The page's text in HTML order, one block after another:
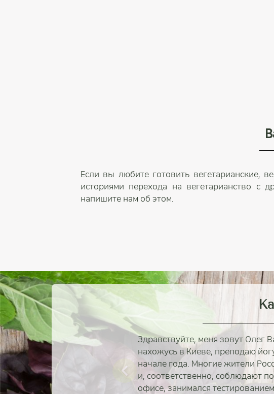
Если вы любите готовить вегетарианские,
историями перехода на вегетарианство с
напишите нам об этом.
Здравствуйте, меня зовут Олег
нахожусь в Киеве, преподаю
начале года. Многие жители
и, соответственно, соблюдают
офисе, занимался